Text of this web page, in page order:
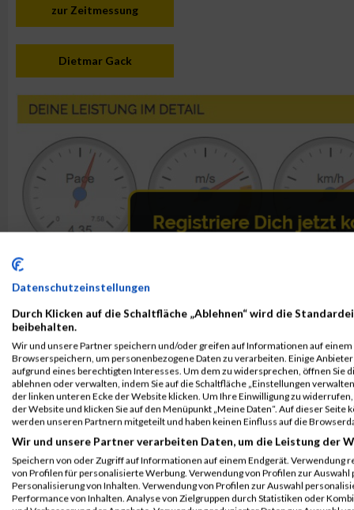
zur Zeitmessung
Dietmar Gack
Datenschutzeinstellungen
Durch Klicken auf die Schaltfläche „Ablehnen“ wird die
beibehalten.
Wir und unsere Partner speichern und/oder greifen auf Informationen auf einem
Browserspeichern, um personenbezogene Daten zu verarbeiten. Einige
aufgrund eines berechtigten Interesses. Um dem zu widersprechen, öffnen Sie
ablehnen oder verwalten, indem Sie auf die Schaltfläche „Einstellungen
der linken unteren Ecke der Website klicken. Um Ihre Einwilligung zu
der Website und klicken Sie auf den Menüpunkt „Meine Daten“. Auf dieser
werden unseren Partnern mitgeteilt und haben keinen Einfluss auf die
Wir und unsere Partner verarbeiten Daten, um die Leistung der
Speichern von oder Zugriff auf Informationen auf einem Endgerät. Verwendung
von Profilen für personalisierte Werbung. Verwendung von Profilen zur
Personalisierung von Inhalten. Verwendung von Profilen zur Auswahl
Performance von Inhalten. Analyse von Zielgruppen durch Statistiken oder